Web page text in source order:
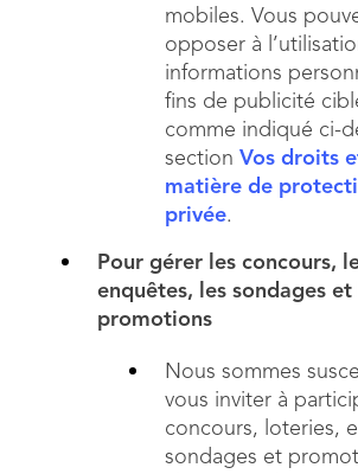
mobiles. Vous
opposer à
informations
fins de publicité
comme indiqué ci-
section Vos droits
matière de
privée.
Pour gérer les concours,
enquêtes, les sondages et
promotions
Nous sommes
vous inviter à
concours, loteries,
sondages et